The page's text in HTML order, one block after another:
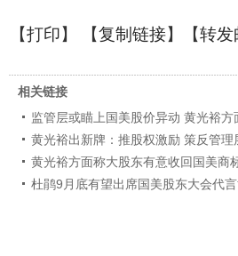
【打印】 【复制链接】【转发
相关链接
监管层或瞄上国美股价异动 黄光裕
黄光裕出新牌：推股权激励 策反管理
黄光裕方面称大股东有意收回国美商
杜鹃9月底有望出席国美股东大会代